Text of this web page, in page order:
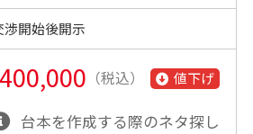
渉開始後開示
（税込） 値下げ
台本を作成する際のネタ探し